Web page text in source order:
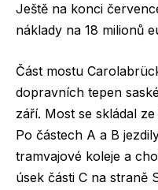
Ještě na konci
náklady na 18 milionů
Část mostu
dopravních tepen
září. Most se skládal
Po částech A a B
tramvajové koleje a
úsek části C na straně